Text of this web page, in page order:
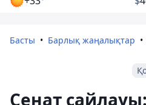
Басты Барлық жаңалықтар
Сенат сайлауы: